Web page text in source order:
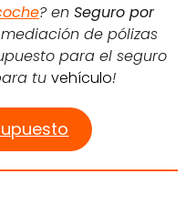
? en Seguro por
de pólizas
para el seguro
tu vehículo!